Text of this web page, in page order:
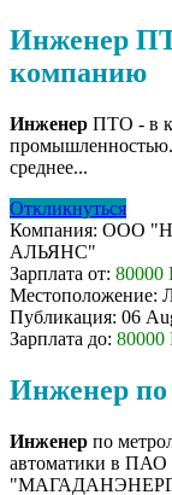
Инженер
компанию
Инженер ПТО - в
промышленностью.
среднее...
Откликнуться
Компания: ООО
АЛЬЯНС"
Зарплата от: 80000
Местоположение:
Публикация: 06
Зарплата до: 80000
Инженер по
Инженер по
автоматики в